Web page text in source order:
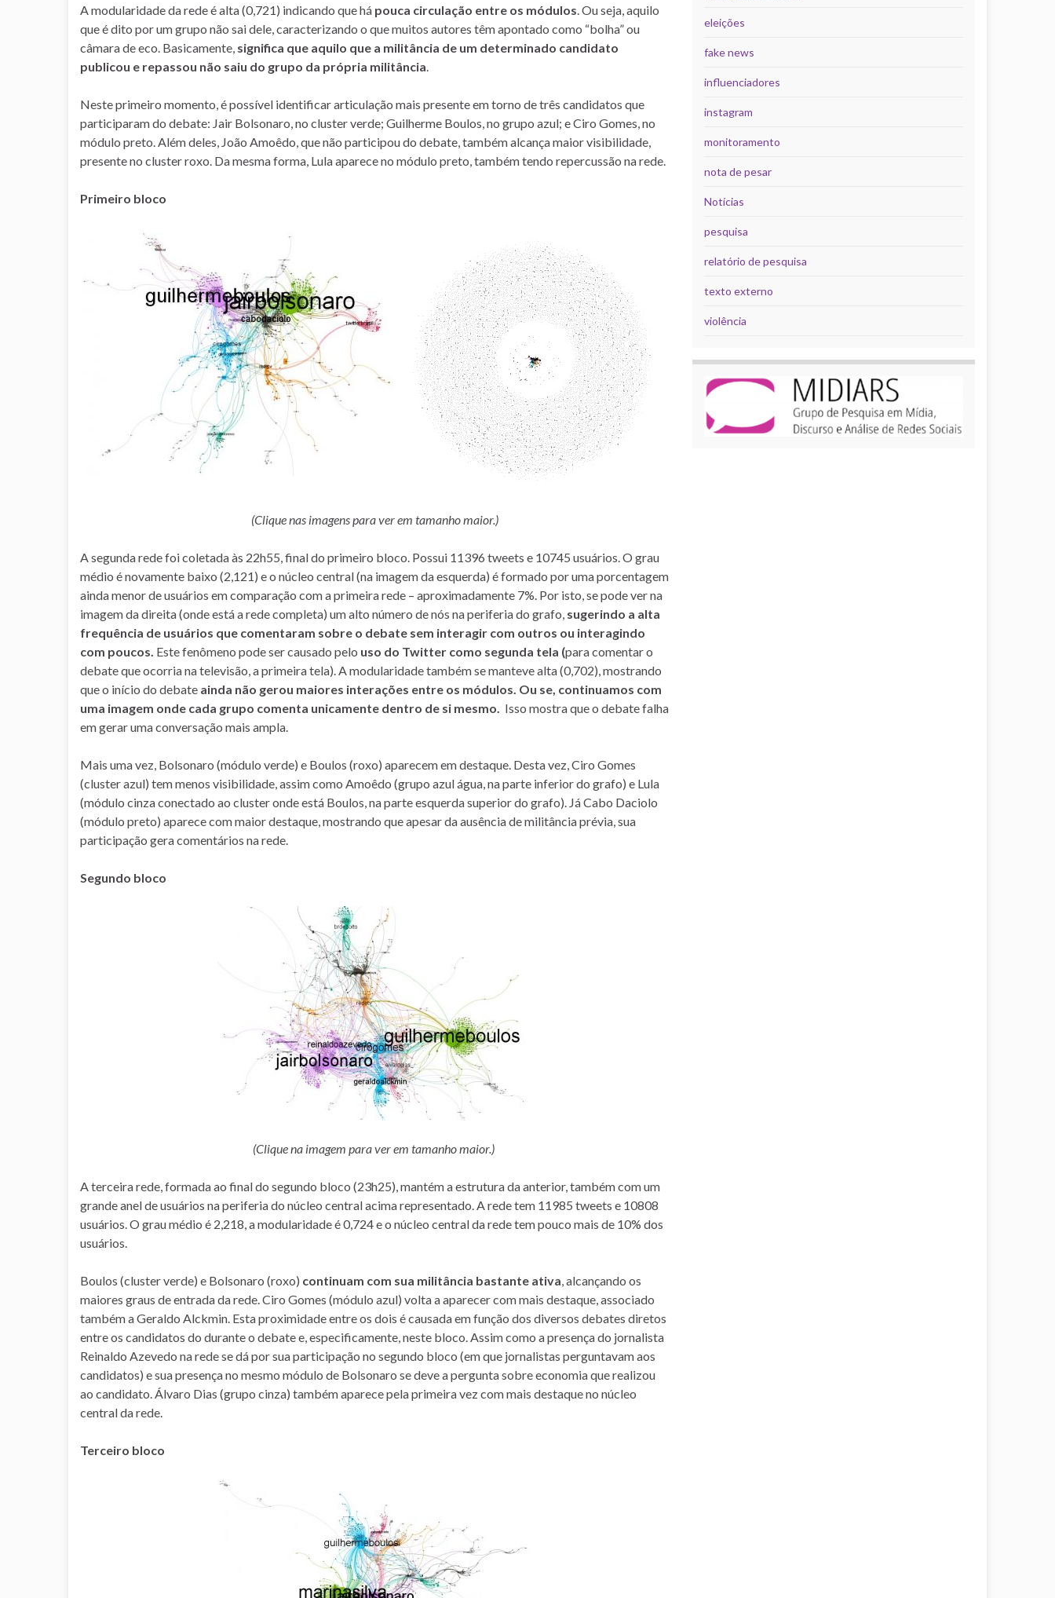
A modularidade da rede é alta (0,721) indicando que há pouca circulação entre os módulos. Ou seja, aquilo
que é dito por um grupo não sai dele, caracterizando o que muitos autores têm apontado como “bolha” ou
câmara de eco. Basicamente, significa que aquilo que a militância de um determinado candidato
publicou e repassou não saiu do grupo da própria militância.
Neste primeiro momento, é possível identificar articulação mais presente em torno de três candidatos que
participaram do debate: Jair Bolsonaro, no cluster verde; Guilherme Boulos, no grupo azul; e Ciro Gomes, no
módulo preto. Além deles, João Amoêdo, que não participou do debate, também alcança maior visibilidade,
presente no cluster roxo. Da mesma forma, Lula aparece no módulo preto, também tendo repercussão na rede.
Primeiro bloco
(Clique nas imagens para ver em tamanho maior.)
A segunda rede foi coletada às 22h55, final do primeiro bloco. Possui 11396 tweets e 10745 usuários. O grau
médio é novamente baixo (2,121) e o núcleo central (na imagem da esquerda) é formado por uma porcentagem
ainda menor de usuários em comparação com a primeira rede – aproximadamente 7%. Por isto, se pode ver na
imagem da direita (onde está a rede completa) um alto número de nós na periferia do grafo, sugerindo a alta
frequência de usuários que comentaram sobre o debate sem interagir com outros ou interagindo
com poucos. Este fenômeno pode ser causado pelo uso do Twitter como segunda tela (para comentar o
debate que ocorria na televisão, a primeira tela). A modularidade também se manteve alta (0,702), mostrando
que o início do debate ainda não gerou maiores interações entre os módulos. Ou se, continuamos com
uma imagem onde cada grupo comenta unicamente dentro de si mesmo. Isso mostra que o debate falha
em gerar uma conversação mais ampla.
Mais uma vez, Bolsonaro (módulo verde) e Boulos (roxo) aparecem em destaque. Desta vez, Ciro Gomes
(cluster azul) tem menos visibilidade, assim como Amoêdo (grupo azul água, na parte inferior do grafo) e Lula
(módulo cinza conectado ao cluster onde está Boulos, na parte esquerda superior do grafo). Já Cabo Daciolo
(módulo preto) aparece com maior destaque, mostrando que apesar da ausência de militância prévia, sua
participação gera comentários na rede.
Segundo bloco
(Clique na imagem para ver em tamanho maior.)
A terceira rede, formada ao final do segundo bloco (23h25), mantém a estrutura da anterior, também com um
grande anel de usuários na periferia do núcleo central acima representado. A rede tem 11985 tweets e 10808
usuários. O grau médio é 2,218, a modularidade é 0,724 e o núcleo central da rede tem pouco mais de 10% dos
usuários.
Boulos (cluster verde) e Bolsonaro (roxo) continuam com sua militância bastante ativa, alcançando os
maiores graus de entrada da rede. Ciro Gomes (módulo azul) volta a aparecer com mais destaque, associado
também a Geraldo Alckmin. Esta proximidade entre os dois é causada em função dos diversos debates diretos
entre os candidatos do durante o debate e, especificamente, neste bloco. Assim como a presença do jornalista
Reinaldo Azevedo na rede se dá por sua participação no segundo bloco (em que jornalistas perguntavam aos
candidatos) e sua presença no mesmo módulo de Bolsonaro se deve a pergunta sobre economia que realizou
ao candidato. Álvaro Dias (grupo cinza) também aparece pela primeira vez com mais destaque no núcleo
central da rede.
Terceiro bloco
eleições
fake news
influenciadores
instagram
monitoramento
nota de pesar
Notícias
pesquisa
relatório de pesquisa
texto externo
violência